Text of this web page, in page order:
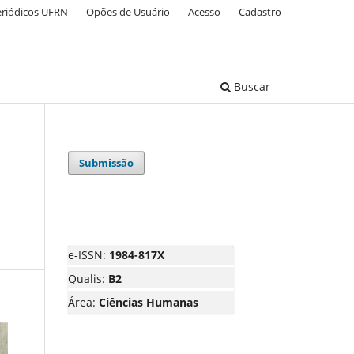
Buscar
UFRN Opões de Usuário Acesso Cadastro
Submissão
e-ISSN: 1984-817X
Qualis: B2
Área: Ciências Humanas